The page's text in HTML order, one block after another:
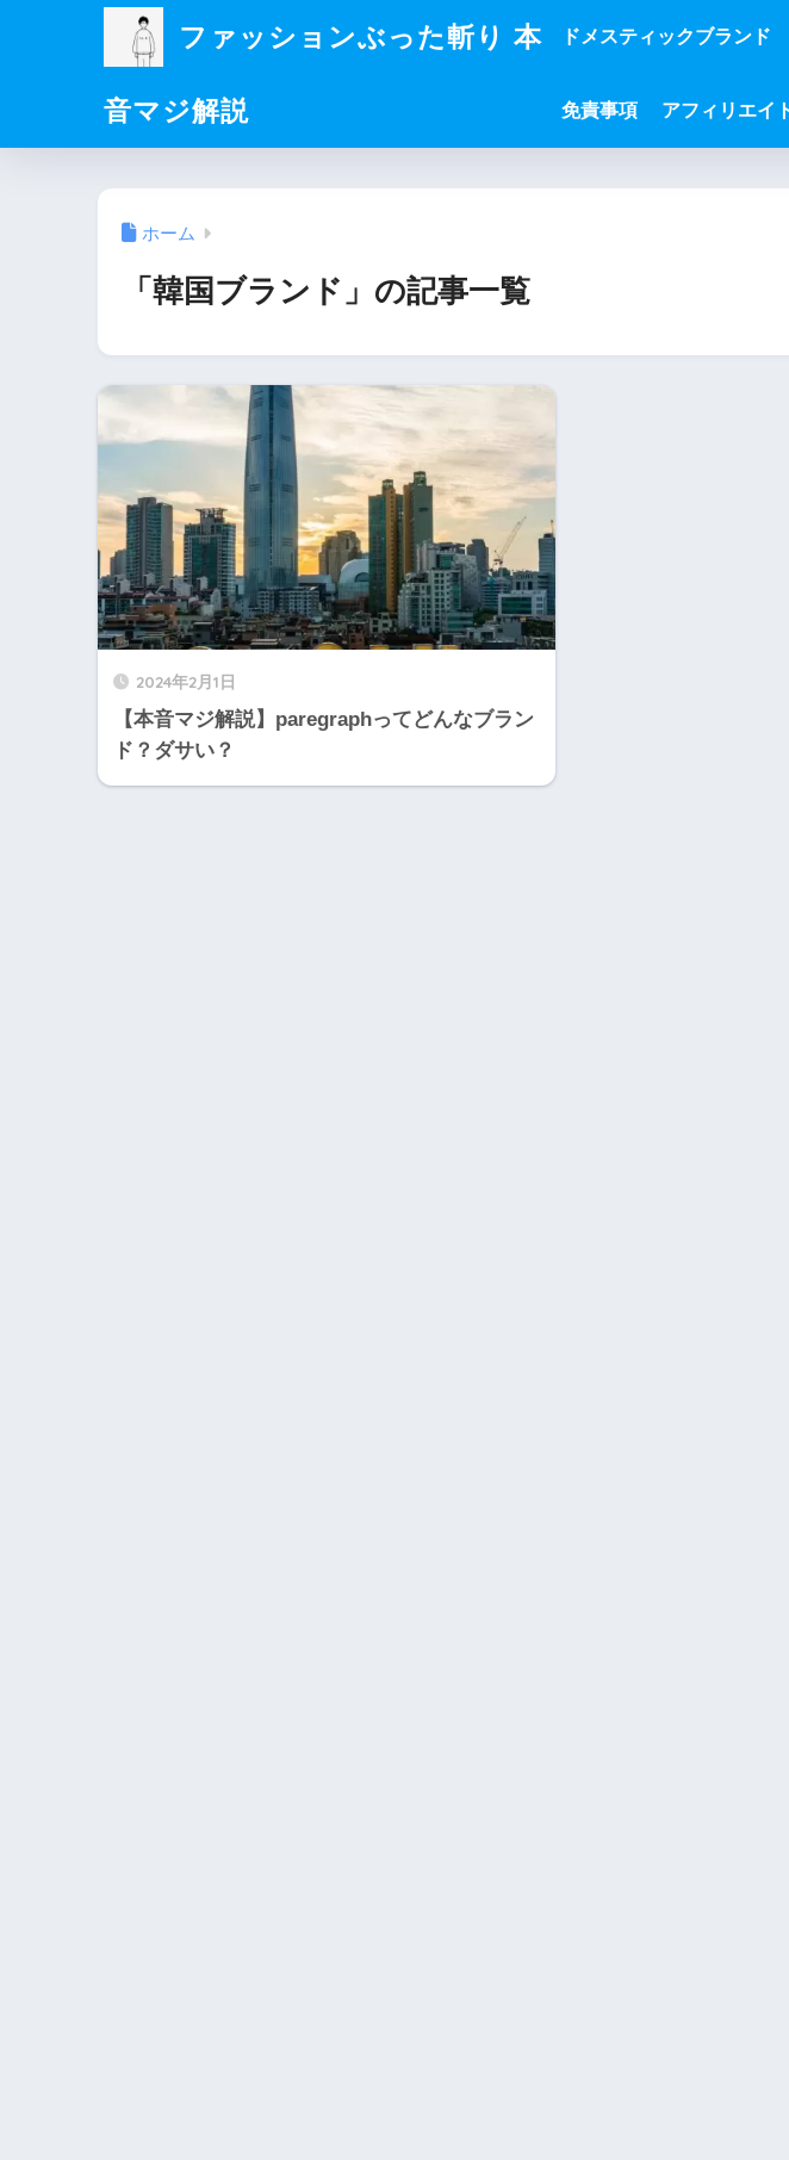
ファッションぶった斬り 本
音マジ解説
ドメスティックブランド
免責事項 アフィリエイ
ホーム
「韓国ブランド」の記事一覧
2024年2月1日
【本音マジ解説】paregraphってどんなブラン
ド？ダサい？